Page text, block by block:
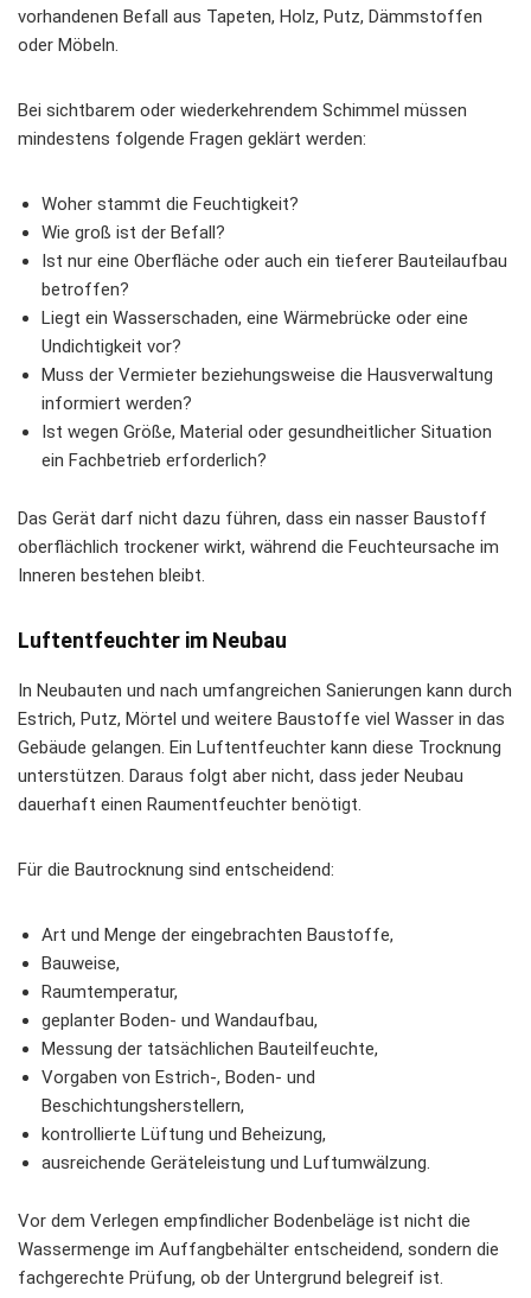
vorhandenen Befall aus Tapeten, Holz, Putz, Dämmstoffen
oder Möbeln.
Bei sichtbarem oder wiederkehrendem Schimmel müssen
mindestens folgende Fragen geklärt werden:
Woher stammt die Feuchtigkeit?
Wie groß ist der Befall?
Ist nur eine Oberfläche oder auch ein tieferer Bauteilaufbau
betroffen?
Liegt ein Wasserschaden, eine Wärmebrücke oder eine
Undichtigkeit vor?
Muss der Vermieter beziehungsweise die Hausverwaltung
informiert werden?
Ist wegen Größe, Material oder gesundheitlicher Situation
ein Fachbetrieb erforderlich?
Das Gerät darf nicht dazu führen, dass ein nasser Baustoff
oberflächlich trockener wirkt, während die Feuchteursache im
Inneren bestehen bleibt.
Luftentfeuchter im Neubau
In Neubauten und nach umfangreichen Sanierungen kann durch
Estrich, Putz, Mörtel und weitere Baustoffe viel Wasser in das
Gebäude gelangen. Ein Luftentfeuchter kann diese Trocknung
unterstützen. Daraus folgt aber nicht, dass jeder Neubau
dauerhaft einen Raumentfeuchter benötigt.
Für die Bautrocknung sind entscheidend:
Art und Menge der eingebrachten Baustoffe,
Bauweise,
Raumtemperatur,
geplanter Boden- und Wandaufbau,
Messung der tatsächlichen Bauteilfeuchte,
Vorgaben von Estrich-, Boden- und
Beschichtungsherstellern,
kontrollierte Lüftung und Beheizung,
ausreichende Geräteleistung und Luftumwälzung.
Vor dem Verlegen empfindlicher Bodenbeläge ist nicht die
Wassermenge im Auffangbehälter entscheidend, sondern die
fachgerechte Prüfung, ob der Untergrund belegreif ist.